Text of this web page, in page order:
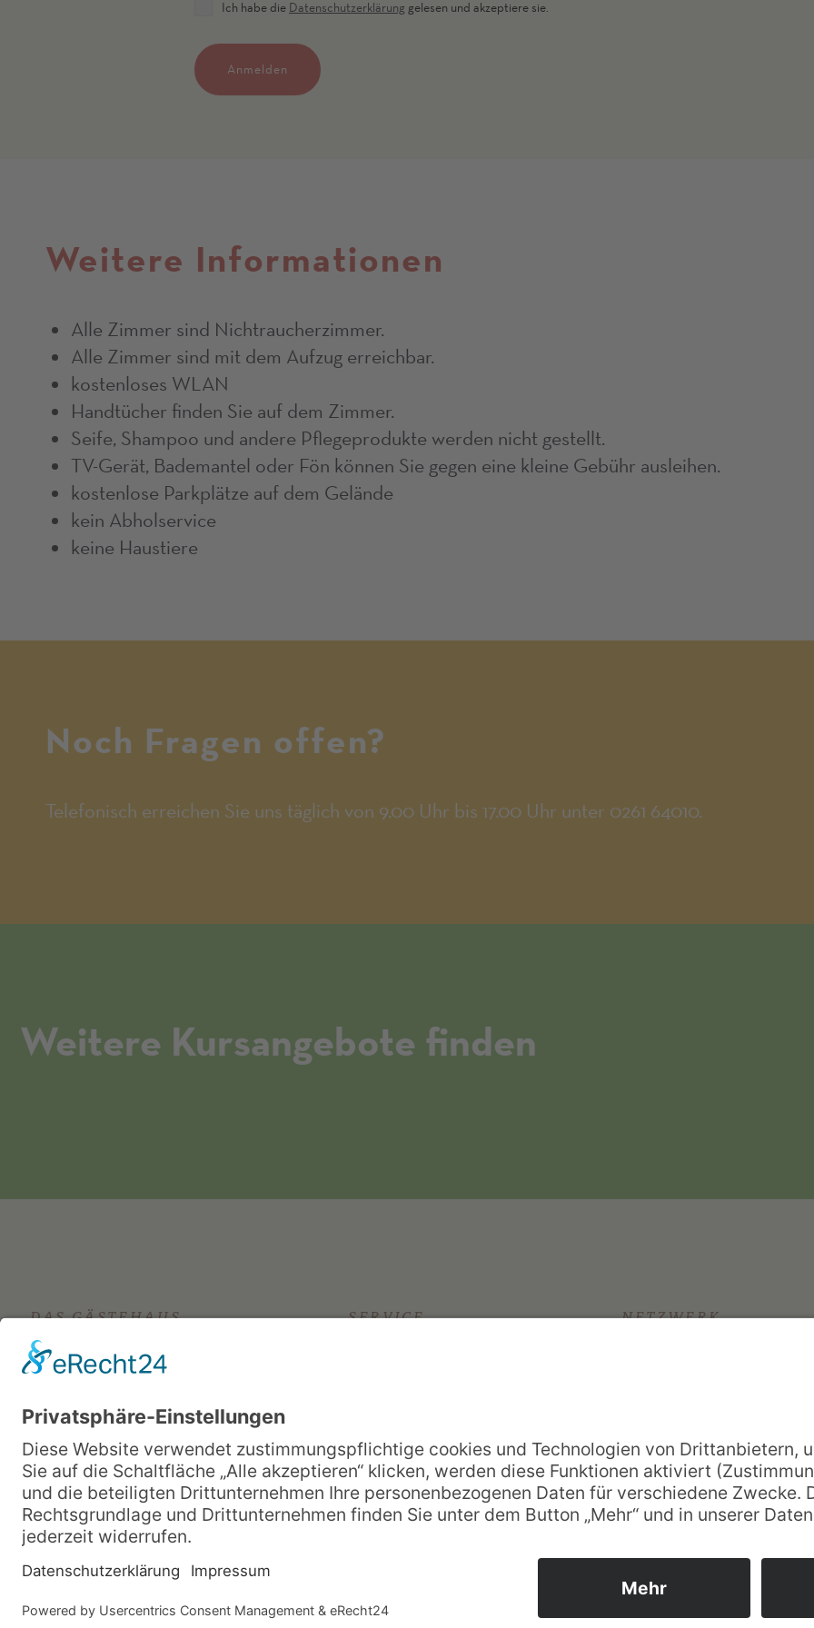
Ich habe die Datenschutzerklärung gelesen und akzeptiere sie.
Anmelden
Weitere Informationen
Alle Zimmer sind Nichtraucherzimmer.
Alle Zimmer sind mit dem Aufzug erreichbar.
kostenloses WLAN
Handtücher finden Sie auf dem Zimmer.
Seife, Shampoo und andere Pflegeprodukte werden nicht gestellt.
TV-Gerät, Bademantel oder Fön können Sie gegen eine kleine Gebühr ausleihen.
kostenlose Parkplätze auf dem Gelände
kein Abholservice
keine Haustiere
Noch Fragen offen?
Telefonisch erreichen Sie uns täglich von 9.00 Uhr bis 17.00 Uhr unter 0261 64010.
Weitere Kursangebote finden
DAS GÄSTEHAUS
Stellenangebote
Mediathek
Hausleitung
SERVICE
Zimmer buchen
NETZWERK
Datenschutz Impressum AGB